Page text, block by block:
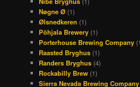
Nøgne Ø (1)
Ølsnedkeren (1)
Põhjala Brewery (1)
Porterhouse Brewing Company
Raasted Bryghus (1)
Randers Bryghus (4)
Rockabilly Brew (1)
Sierra Nevada Brewing Company